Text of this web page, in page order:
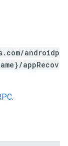
androidp
appRecov
.